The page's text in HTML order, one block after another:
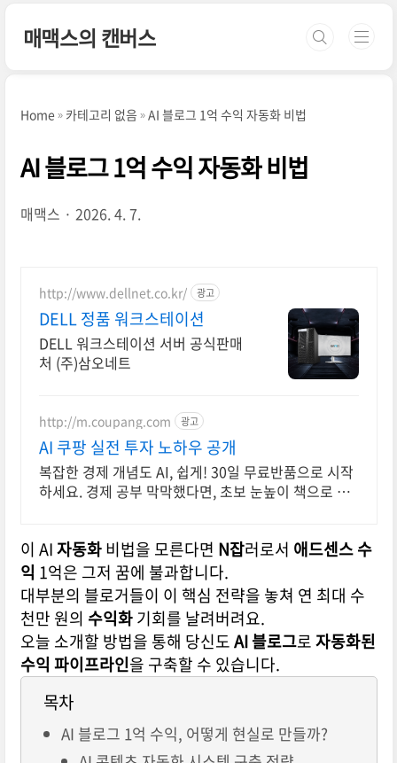
매맥스의 캔버스
Home 카테고리 없음 AI 블로그 1억 수익 자동화 비법
AI 블로그 1억 수익 자동화 비법
매맥스 2026. 4. 7.
http://www.dellnet.co.kr/ 광고
DELL 정품 워크스테이션
DELL 워크스테이션 서버 공식판매
처 (주)삼오네트
http://m.coupang.com 광고
AI 쿠팡 실전 투자 노하우 공개
복잡한 경제 개념도 AI, 쉽게! 30일 무료반품으로 시작
하세요. 경제 공부 막막했다면, 초보 눈높이 책으로 현
이 AI자동화비법을 모른다면 N잡러로서 애드센스수
익 1억은 그저 꿈에 불과합니다.
대부분의 블로거들이 이 핵심 전략을 놓쳐 연 최대 수
천만 원의 수익화기회를 날려버려요.
오늘 소개할 방법을 통해 당신도AI 블로그로자동화된
수익 파이프라인을 구축할 수 있습니다.
목차
AI 블로그 1억 수익, 어떻게 현실로 만들까?